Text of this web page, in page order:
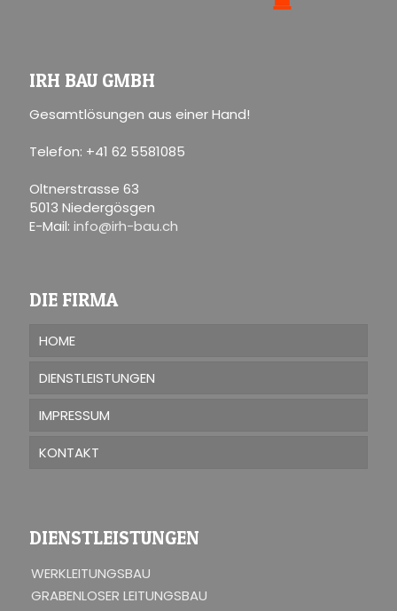
IRH BAU GMBH
Gesamtlösungen aus einer Hand!
Telefon: +41 62 5581085
Oltnerstrasse 63
5013 Niedergösgen
E-Mail: info@irh-bau.ch
DIE FIRMA
HOME
DIENSTLEISTUNGEN
IMPRESSUM
KONTAKT
DIENSTLEISTUNGEN
WERKLEITUNGSBAU
GRABENLOSER LEITUNGSBAU